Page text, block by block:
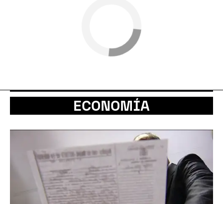
ECONOMÍA